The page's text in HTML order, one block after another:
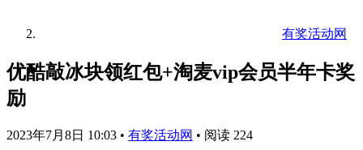
有奖活动网
优酷敲冰块领红包+淘麦vip会员半年卡奖
励
2023年7月8日 10:03 • 有奖活动网 • 阅读 224